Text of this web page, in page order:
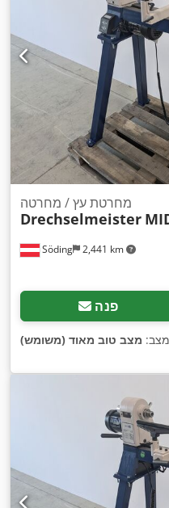
Söding 2,441 km
מחרטת עץ / מחרטה
Drechselmeister
פנה
מצב: מצב טוב מאוד (משומש)